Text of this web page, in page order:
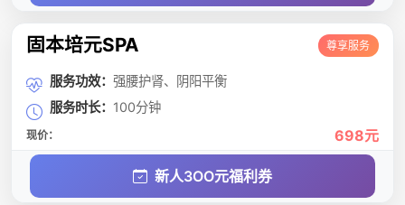
固本培元SPA 尊享服务
服务功效： 强腰护肾、阴阳平衡
服务时长： 100分钟
现价： 698元
新人3OO元福利券